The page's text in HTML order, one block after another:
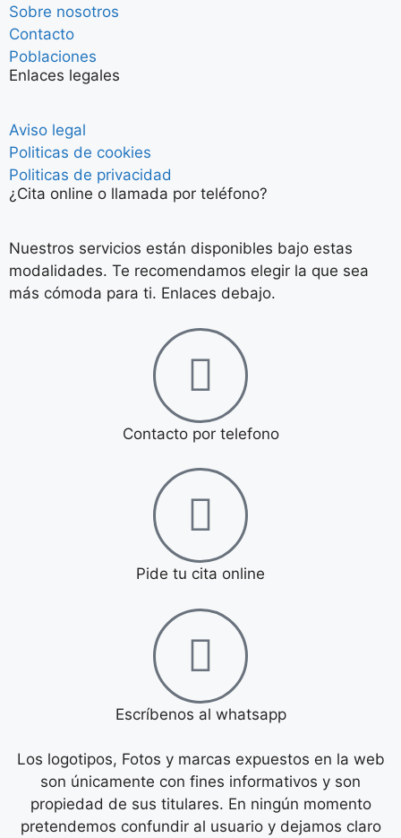
Sobre nosotros
Contacto
Poblaciones
Enlaces legales
Aviso legal
Politicas de cookies
Politicas de privacidad
¿Cita online o llamada por teléfono?
Nuestros servicios están disponibles bajo estas
modalidades. Te recomendamos elegir la que sea
más cómoda para ti. Enlaces debajo.
Contacto por telefono
Pide tu cita online
Escríbenos al whatsapp
Los logotipos, Fotos y marcas expuestos en la web
son únicamente con fines informativos y son
propiedad de sus titulares. En ningún momento
pretendemos confundir al usuario y dejamos claro